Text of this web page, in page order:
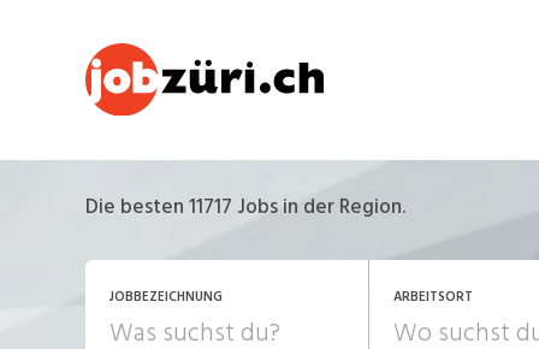
Die besten 11717 Jobs in der Region.
JOBBEZEICHNUNG ARBEITSORT